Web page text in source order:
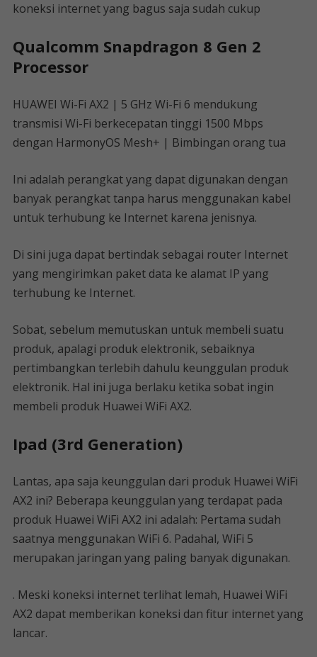
koneksi internet yang bagus saja sudah cukup
Qualcomm Snapdragon 8 Gen 2
Processor
HUAWEI Wi-Fi AX2 | 5 GHz Wi-Fi 6 mendukung
transmisi Wi-Fi berkecepatan tinggi 1500 Mbps
dengan HarmonyOS Mesh+ | Bimbingan orang tua
Ini adalah perangkat yang dapat digunakan dengan
banyak perangkat tanpa harus menggunakan kabel
untuk terhubung ke Internet karena jenisnya.
Di sini juga dapat bertindak sebagai router Internet
yang mengirimkan paket data ke alamat IP yang
terhubung ke Internet.
Sobat, sebelum memutuskan untuk membeli suatu
produk, apalagi produk elektronik, sebaiknya
pertimbangkan terlebih dahulu keunggulan produk
elektronik. Hal ini juga berlaku ketika sobat ingin
membeli produk Huawei WiFi AX2.
Ipad (3rd Generation)
Lantas, apa saja keunggulan dari produk Huawei WiFi
AX2 ini? Beberapa keunggulan yang terdapat pada
produk Huawei WiFi AX2 ini adalah: Pertama sudah
saatnya menggunakan WiFi 6. Padahal, WiFi 5
merupakan jaringan yang paling banyak digunakan.
. Meski koneksi internet terlihat lemah, Huawei WiFi
AX2 dapat memberikan koneksi dan fitur internet yang
lancar.